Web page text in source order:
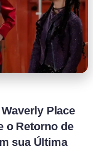
Place
o Retorno de
sua Última